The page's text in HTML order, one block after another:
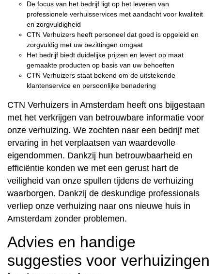
De focus van het bedrijf ligt op het leveren van
professionele verhuisservices met aandacht voor kwaliteit
en zorgvuldigheid
CTN Verhuizers heeft personeel dat goed is opgeleid en
zorgvuldig met uw bezittingen omgaat
Het bedrijf biedt duidelijke prijzen en levert op maat
gemaakte producten op basis van uw behoeften
CTN Verhuizers staat bekend om de uitstekende
klantenservice en persoonlijke benadering
CTN Verhuizers in Amsterdam heeft ons bijgestaan
met het verkrijgen van betrouwbare informatie voor
onze verhuizing. We zochten naar een bedrijf met
ervaring in het verplaatsen van waardevolle
eigendommen. Dankzij hun betrouwbaarheid en
efficiëntie konden we met een gerust hart de
veiligheid van onze spullen tijdens de verhuizing
waarborgen. Dankzij de deskundige professionals
verliep onze verhuizing naar ons nieuwe huis in
Amsterdam zonder problemen.
Advies en handige
suggesties voor verhuizingen